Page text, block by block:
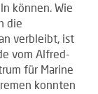
können. Wie
die
verbleibt, ist
vom Alfred-
für Marine
konnten